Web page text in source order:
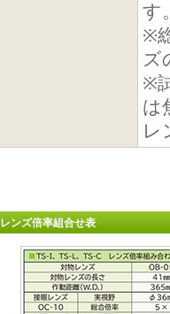
す
※
ズ
※
は
レ
レンズ倍率組合せ表